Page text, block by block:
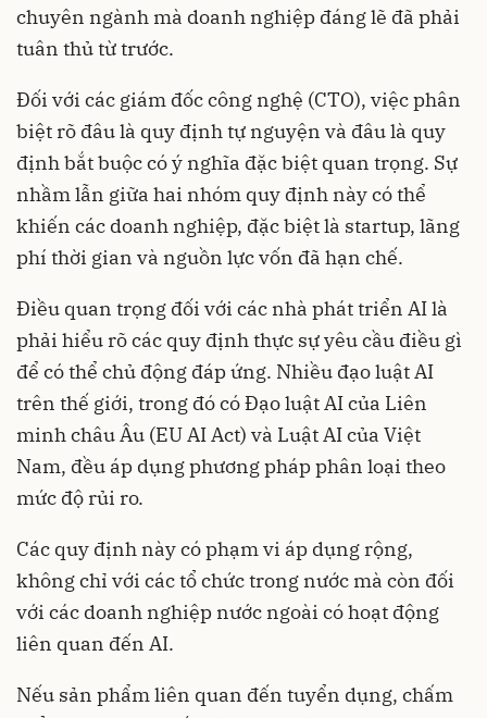
chuyên ngành mà doanh nghiệp đáng lẽ đã phải
tuân thủ từ trước.
Đối với các giám đốc công nghệ (CTO), việc phân
biệt rõ đâu là quy định tự nguyện và đâu là quy
định bắt buộc có ý nghĩa đặc biệt quan trọng. Sự
nhầm lẫn giữa hai nhóm quy định này có thể
khiến các doanh nghiệp, đặc biệt là startup, lãng
phí thời gian và nguồn lực vốn đã hạn chế.
Điều quan trọng đối với các nhà phát triển AI là
phải hiểu rõ các quy định thực sự yêu cầu điều gì
để có thể chủ động đáp ứng. Nhiều đạo luật AI
trên thế giới, trong đó có Đạo luật AI của Liên
minh châu Âu (EU AI Act) và Luật AI của Việt
Nam, đều áp dụng phương pháp phân loại theo
mức độ rủi ro.
Các quy định này có phạm vi áp dụng rộng,
không chỉ với các tổ chức trong nước mà còn đối
với các doanh nghiệp nước ngoài có hoạt động
liên quan đến AI.
Nếu sản phẩm liên quan đến tuyển dụng, chấm